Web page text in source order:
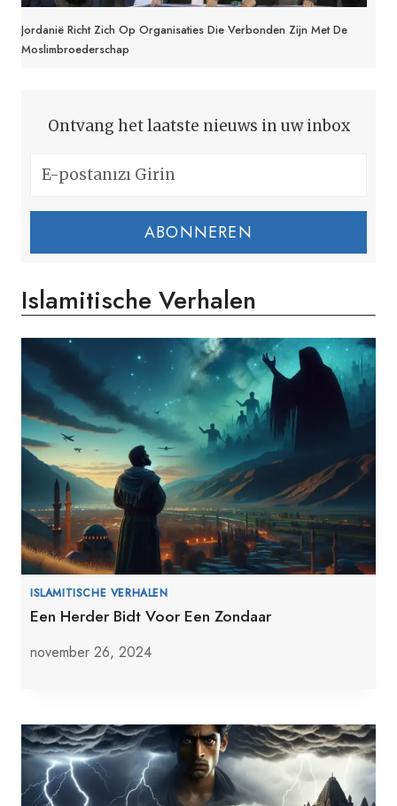
Jordanië Richt Zich Op Organisaties Die Verbonden Zijn Met De
Moslimbroederschap
Ontvang het laatste nieuws in uw inbox
ABONNEREN
Islamitische Verhalen
ISLAMITISCHE VERHALEN
Een Herder Bidt Voor Een Zondaar
november 26, 2024